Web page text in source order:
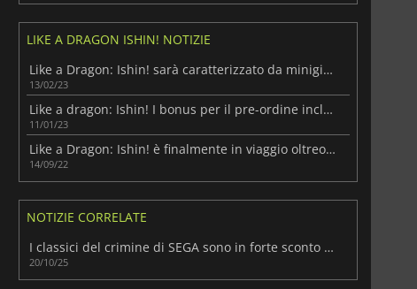
LIKE A DRAGON ISHIN! NOTIZIE
Like a Dragon: Ishin! sarà caratterizzato da minigiochi e carte trooper!
13/02/23
Like a dragon: Ishin! I bonus per il pre-ordine includono spade straordinarie.
11/01/23
Like a Dragon: Ishin! è finalmente in viaggio oltreoceano!
14/09/22
NOTIZIE CORRELATE
I classici del crimine di SEGA sono in forte sconto nella vendita del franchise Yakuza di Steam
20/10/25